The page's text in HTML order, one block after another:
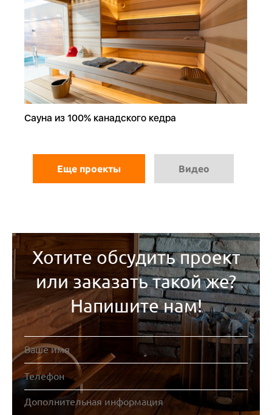
Сауна из 100% канадского кедра
Еще проекты Видео
Хотите обсудить проект
или заказать такой же?
Напишите нам!